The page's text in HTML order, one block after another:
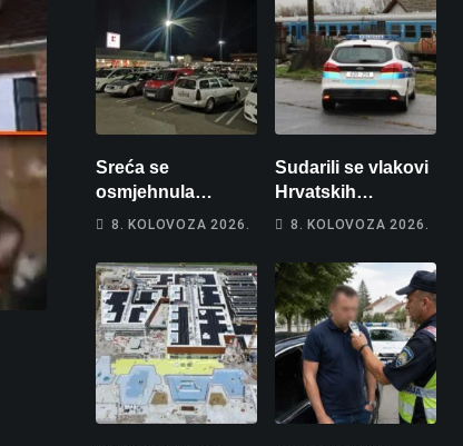
Sreća se
osmjehnula
Bjelovarčaninu:
eura, a osvojio
više od 80 tisuća
eura
8. KOLOVOZA 2026.
Sudarili se vlakovi
Hrvatskih
željeznica. Šestero
ozlijeđeno, mlađa
žena na
intenzivnoj
8. KOLOVOZA 2026.